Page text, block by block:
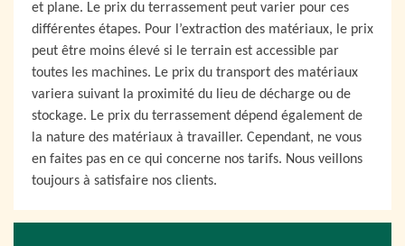
et plane. Le prix du terrassement peut varier pour ces
différentes étapes. Pour l’extraction des matériaux, le prix
peut être moins élevé si le terrain est accessible par
toutes les machines. Le prix du transport des matériaux
variera suivant la proximité du lieu de décharge ou de
stockage. Le prix du terrassement dépend également de
la nature des matériaux à travailler. Cependant, ne vous
en faites pas en ce qui concerne nos tarifs. Nous veillons
toujours à satisfaire nos clients.